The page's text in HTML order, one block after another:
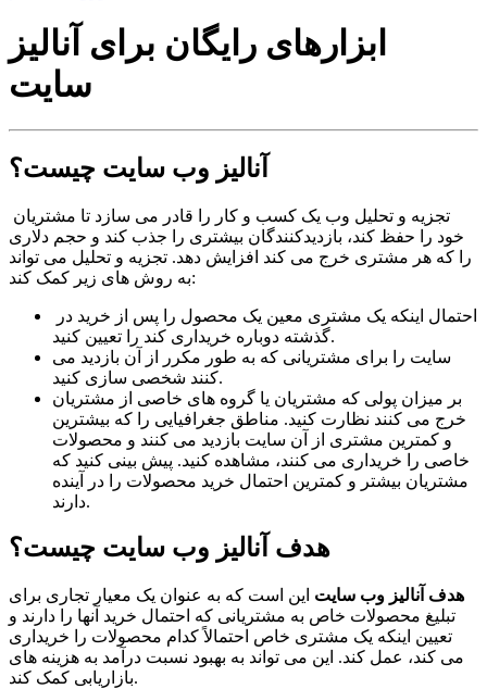
ابزارهای رایگان برای آنالیز
سایت
آنالیز وب سایت چیست؟
خود را حفظ کند، بازدیدکنندگان بیشتری را جذب کند و حجم دلاری
را که هر مشتری خرج می کند افزایش دهد. تجزیه و تحلیل می تواند
به روش های زیر کمک کند:
گذشته دوباره خریداری کند را تعیین کنید.
سایت را برای مشتریانی که به طور مکرر از آن بازدید می
کنند شخصی سازی کنید.
بر میزان پولی که مشتریان یا گروه های خاصی از مشتریان
خرج می کنند نظارت کنید. مناطق جغرافیایی را که بیشترین
و کمترین مشتری از آن سایت بازدید می کنند و محصولات
خاصی را خریداری می کنند، مشاهده کنید. پیش بینی کنید که
مشتریان بیشتر و کمترین احتمال خرید محصولات را در آینده
دارند.
هدف آنالیز وب سایت چیست؟
هدف آنالیز وب سایت این است که به عنوان یک معیار تجاری برای
تبلیغ محصولات خاص به مشتریانی که احتمال خرید آنها را دارند و
تعیین اینکه یک مشتری خاص احتمالاً کدام محصولات را خریداری
می کند، عمل کند. این می تواند به بهبود نسبت درآمد به هزینه های
بازاریابی کمک کند.